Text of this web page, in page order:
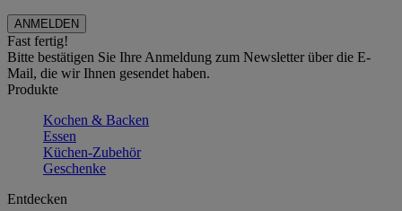
Fast fertig!
Bitte bestätigen Sie Ihre Anmeldung zum Newsletter über die E-
Mail, die wir Ihnen gesendet haben.
Produkte
Kochen & Backen
Essen
Küchen-Zubehör
Geschenke
Entdecken